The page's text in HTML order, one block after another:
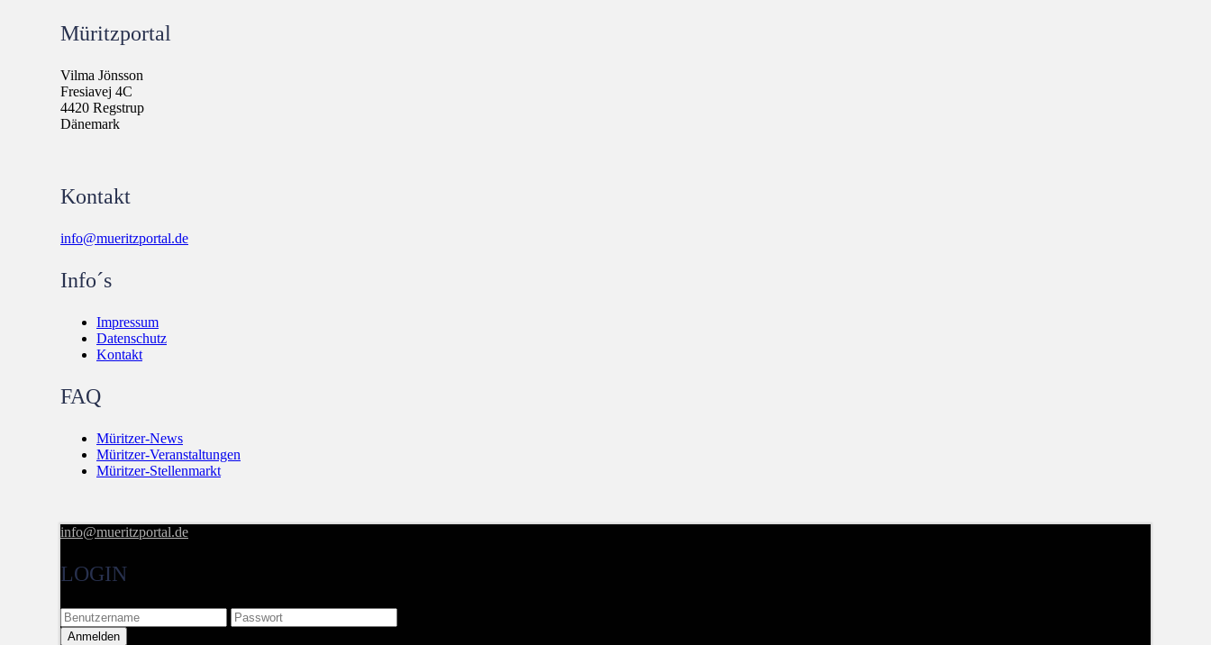
Müritzportal
Vilma Jönsson
Fresiavej 4C
4420 Regstrup
Dänemark
Kontakt
info@mueritzportal.de
Info´s
Impressum
Datenschutz
Kontakt
FAQ
Müritzer-News
Müritzer-Veranstaltungen
Müritzer-Stellenmarkt
info@mueritzportal.de
LOGIN